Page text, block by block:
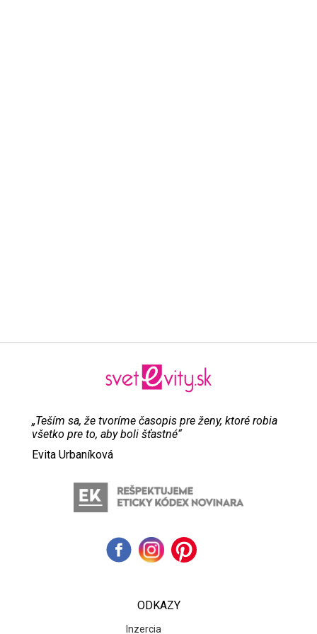
„Teším sa, že tvoríme časopis pre ženy, ktoré robia
všetko pre to, aby boli šťastné“
Evita Urbaníková
ODKAZY
Inzercia